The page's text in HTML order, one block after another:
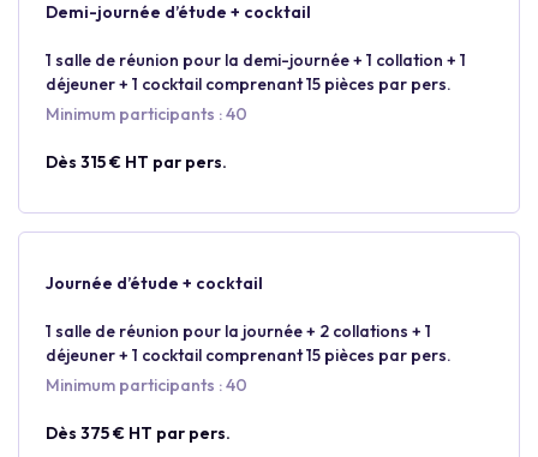
Demi-journée d’étude + cocktail
1 salle de réunion pour la demi-journée + 1 collation + 1
déjeuner + 1 cocktail comprenant 15 pièces par pers.
Minimum participants : 40
Dès 315 € HT par pers.
Journée d’étude + cocktail
1 salle de réunion pour la journée + 2 collations + 1
déjeuner + 1 cocktail comprenant 15 pièces par pers.
Minimum participants : 40
Dès 375 € HT par pers.